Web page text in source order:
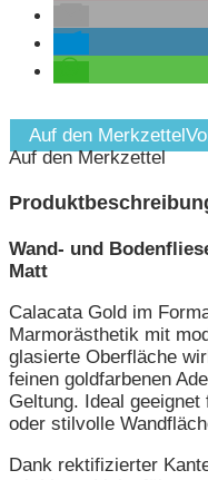
Auf den Merkzettel
Auf den Merkzettel
Wand- und
Matt
Calacata Gold im
Marmorästhetik mit
glasierte Oberfläche
feinen goldfarbenen
Geltung. Ideal
oder stilvolle
Dank rektifizierter